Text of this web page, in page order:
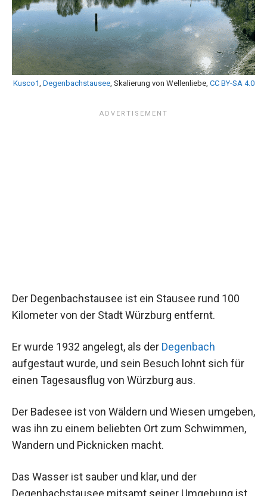
Kusco1 Degenbachstausee, Skalierung von Wellenliebe, CC BY-SA 4.0
Der Degenbachstausee ist ein Stausee rund 100
Kilometer von der Stadt Würzburg entfernt.
Er wurde 1932 angelegt, als der Degenbach
aufgestaut wurde, und sein Besuch lohnt sich für
einen Tagesausflug von Würzburg aus.
Der Badesee ist von Wäldern und Wiesen umgeben,
was ihn zu einem beliebten Ort zum Schwimmen,
Wandern und Picknicken macht.
Das Wasser ist sauber und klar, und der